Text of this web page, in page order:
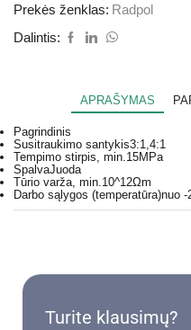
Prekės ženklas: Radpol
Dalintis:
APRAŠYMAS
Pagrindinis
Susitraukimo santykis3:1,4:1
Tempimo stirpis, min.15MPa
SpalvaJuoda
Tūrio varža, min.10^12Ωm
Darbo sąlygos (temperatūra)nuo -
Turite klausimų?